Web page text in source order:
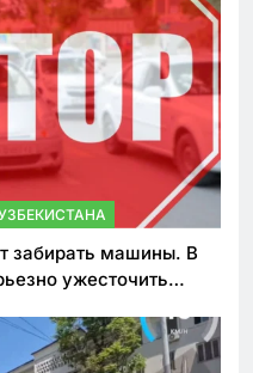
забирать машины. В
ужесточить